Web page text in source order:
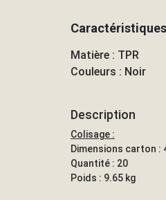
Caractéristiques
Matière : TPR
Couleurs : Noir
Description
Colisage :
Dimensions carton :
Quantité : 20
Poids : 9.65 kg